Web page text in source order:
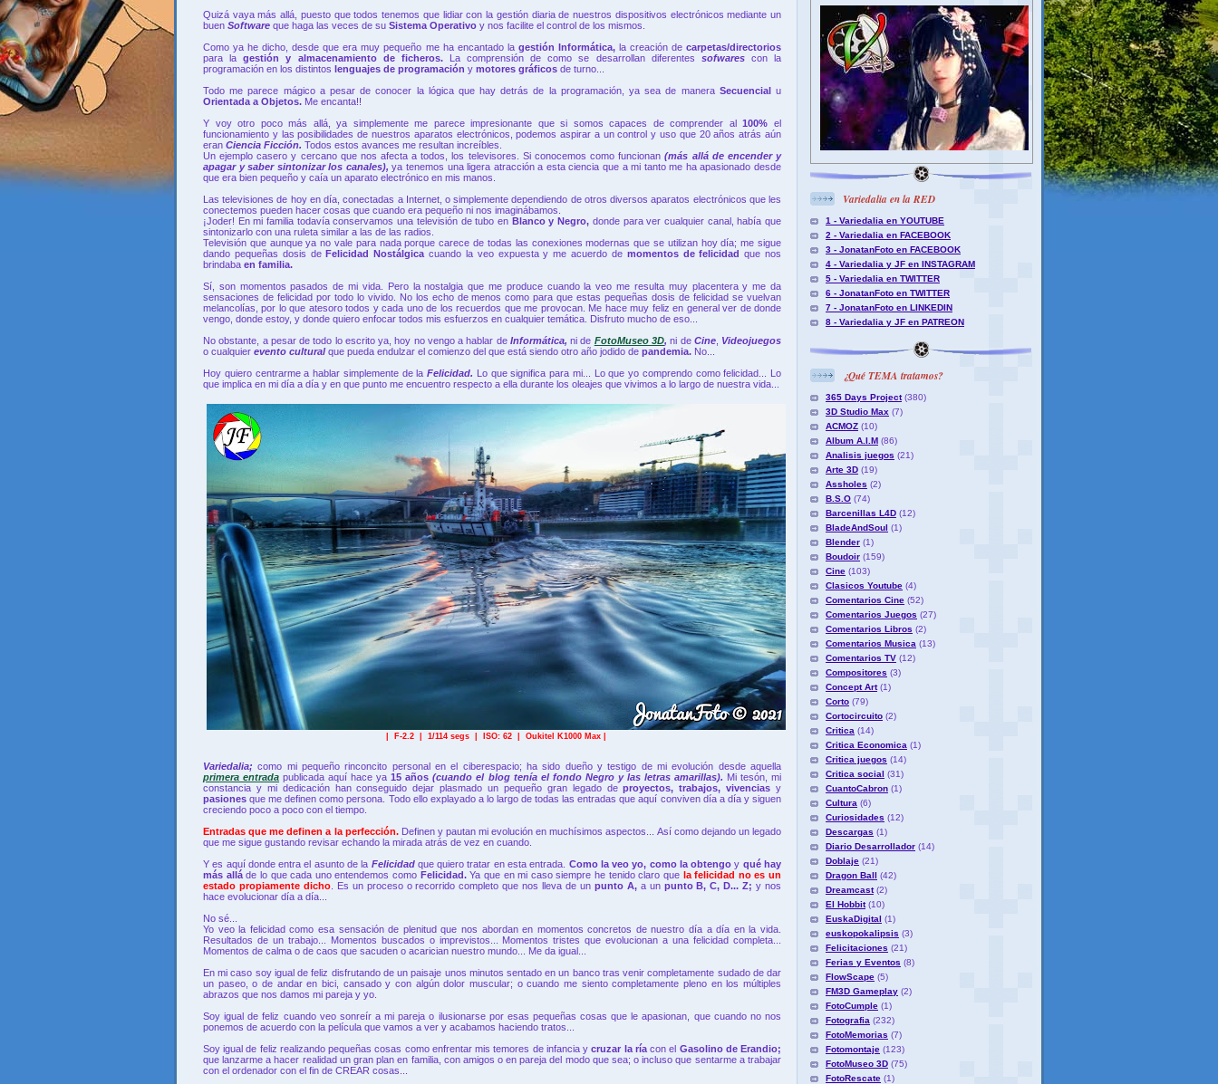
Quizá vaya más allá, puesto que todos tenemos que lidiar con la gestión diaria de nuestros dispositivos electrónicos mediante un
buen Software que haga las veces de su Sistema Operativo y nos facilite el control de los mismos.
Como ya he dicho, desde que era muy pequeño me ha encantado la gestión Informática,la creación decarpetas/directorios
para lagestión y almacenamiento de ficheros. La comprensión de como se desarrollan diferentes sofwares con la
programación en los distintos lenguajes de programación y motores gráficos de turno...
Todo me parece mágico a pesar de conocer la lógica que hay detrás de la programación, ya sea de manera Secuencialu
Orientada a Objetos. Me encanta!!
Y voy otro poco más allá, ya simplemente me parece impresionante que si somos capaces de comprender al100%el
funcionamiento y las posibilidades de nuestros aparatos electrónicos, podemos aspirar a un control y uso que 20 años atrás aún
eran Ciencia Ficción. Todos estos avances me resultan increíbles.
Un ejemplo casero y cercano que nos afecta a todos, los televisores. Si conocemos como funcionan(más allá de encender y
apagar y saber sintonizar los canales),ya tenemos una ligera atracción a esta ciencia que a mi tanto me ha apasionado desde
que era bien pequeño y caía un aparato electrónico en mis manos.
Las televisiones de hoy en día, conectadas a Internet, o simplemente dependiendo de otros diversos aparatos electrónicos que les
conectemos pueden hacer cosas que cuando era pequeño ni nos imaginábamos.
¡Joder! En mi familia todavía conservamos una televisión de tubo en Blanco y Negro, donde para ver cualquier canal, había que
sintonizarlo con una ruleta similar a las de las radios.
Televisión que aunque ya no vale para nada porque carece de todas las conexiones modernas que se utilizan hoy día; me sigue
dando pequeñas dosis deFelicidad Nostálgicacuando la veo expuesta y me acuerdo de momentos de felicidadque nos
brindaba en familia.
Sí, son momentos pasados de mi vida. Pero la nostalgia que me produce cuando la veo me resulta muy placentera y me da
sensaciones de felicidad por todo lo vivido. No los echo de menos como para que estas pequeñas dosis de felicidad se vuelvan
melancolías, por lo que atesoro todos y cada uno de los recuerdos que me provocan. Me hace muy feliz en general ver de donde
vengo, donde estoy, y donde quiero enfocar todos mis esfuerzos en cualquier temática. Disfruto mucho de eso...
No obstante, a pesar de todo lo escrito ya, hoy no vengo a hablar de Informática, ni de FotoMuseo 3D, ni de Cine, Videojuegos
o cualquier evento culturalque pueda endulzar el comienzo del que está siendo otro año jodido de pandemia. No...
Hoy quiero centrarme a hablar simplemente de la Felicidad. Lo que significa para mi... Lo que yo comprendo como felicidad... Lo
que implica en mi día a día y en que punto me encuentro respecto a ella durante los oleajes que vivimos a lo largo de nuestra vida...
| F-2.2 | 1/114 segs | ISO: 62 | Oukitel K1000 Max |
Variedalia;como mi pequeño rinconcito personal en el ciberespacio; ha sido dueño y testigo de mi evolución desde aquella
primera entrada publicada aquí hace ya15 años(cuando el blog tenía el fondo Negro y las letras amarillas). Mi tesón, mi
constancia y mi dedicación han conseguido dejar plasmado un pequeño gran legado deproyectos, trabajos, vivencias y
pasionesque me definen como persona. Todo ello explayado a lo largo de todas las entradas que aquí conviven día a día y siguen
creciendo poco a poco con el tiempo.
Entradas que me definen a la perfección.Definen y pautan mi evolución en muchísimos aspectos... Así como dejando un legado
que me sigue gustando revisar echando la mirada atrás de vez en cuando.
Y es aquí donde entra el asunto de la Felicidad que quiero tratar en esta entrada. Como la veo yo, como la obtengo y qué hay
más alláde lo que cada uno entendemos como Felicidad.Ya que en mi caso siempre he tenido claro que la felicidad no es un
estado propiamente dicho. Es un proceso o recorrido completo que nos lleva de un punto A, a unpunto B, C, D... Z;y nos
hace evolucionar día a día...
No sé...
Yo veo la felicidad como esa sensación de plenitud que nos abordan en momentos concretos de nuestro día a día en la vida.
Resultados de un trabajo... Momentos buscados o imprevistos... Momentos tristes que evolucionan a una felicidad completa...
Momentos de calma o de caos que sacuden o acarician nuestro mundo... Me da igual...
En mi caso soy igual de feliz disfrutando de un paisaje unos minutos sentado en un banco tras venir completamente sudado de dar
un paseo, o de andar en bici, cansado y con algún dolor muscular; o cuando me siento completamente pleno en los múltiples
abrazos que nos damos mi pareja y yo.
Soy igual de feliz cuando veo sonreír a mi pareja o ilusionarse por esas pequeñas cosas que le apasionan, que cuando no nos
ponemos de acuerdo con la película que vamos a ver y acabamos haciendo tratos...
Soy igual de feliz realizando pequeñas cosas como enfrentar mis temores de infancia ycruzar la ríacon el Gasolino de Erandio;
que lanzarme a hacer realidad un gran plan en familia, con amigos o en pareja del modo que sea; o incluso que sentarme a trabajar
con el ordenador con el fin de CREAR cosas...
Variedalia en la RED
1 - Variedalia en YOUTUBE
2 - Variedalia en FACEBOOK
3 - JonatanFoto en FACEBOOK
4 - Variedalia y JF en INSTAGRAM
5 - Variedalia en TWITTER
6 - JonatanFoto en TWITTER
7 - JonatanFoto en LINKEDIN
8 - Variedalia y JF en PATREON
¿Qué TEMA tratamos?
365 Days Project (380)
3D Studio Max (7)
ACMOZ (10)
Album A.I.M (86)
Analisis juegos (21)
Arte 3D (19)
Assholes (2)
B.S.O (74)
Barcenillas L4D (12)
BladeAndSoul (1)
Blender (1)
Boudoir (159)
Cine (103)
Clasicos Youtube (4)
Comentarios Cine (52)
Comentarios Juegos (27)
Comentarios Libros (2)
Comentarios Musica (13)
Comentarios TV (12)
Compositores (3)
Concept Art (1)
Corto (79)
Cortocircuito (2)
Critica (14)
Critica Economica (1)
Critica juegos (14)
Critica social (31)
CuantoCabron (1)
Cultura (6)
Curiosidades (12)
Descargas (1)
Diario Desarrollador (14)
Doblaje (21)
Dragon Ball (42)
Dreamcast (2)
El Hobbit (10)
EuskaDigital (1)
euskopokalipsis (3)
Felicitaciones (21)
Ferias y Eventos (8)
FlowScape (5)
FM3D Gameplay (2)
FotoCumple (1)
Fotografia (232)
FotoMemorias (7)
Fotomontaje (123)
FotoMuseo 3D (75)
FotoRescate (1)